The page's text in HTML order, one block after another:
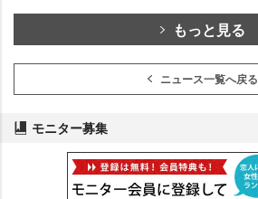
もっと見る
ニュース一覧へ戻る
モニター募集